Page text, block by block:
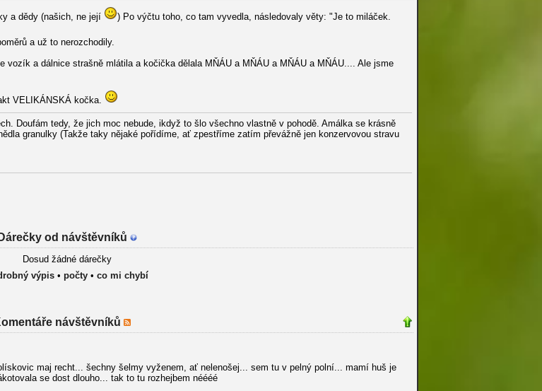
a dědy (našich, ne její
) Po výčtu toho, co tam vyvedla, následovaly věty: "Je to miláček.
a už to nerozchodily.
a dálnice strašně mlátila a kočička dělala MŇÁU a MŇÁU a MŇÁU a MŇÁU.... Ale jsme
VELIKÁNSKÁ kočka.
Doufám tedy, že jich moc nebude, ikdyž to šlo všechno vlastně v pohodě. Amálka se krásně
granulky (Takže taky nějaké pořídíme, ať zpestříme zatím převážně jen konzervovou stravu
Dárečky od návštěvníků
Dosud žádné dárečky
výpis • počty • co mi chybí
návštěvníků
maj recht... šechny šelmy vyženem, ať nelenošej... sem tu v pelný polní... mamí huš je
se dost dlouho... tak to tu rozhejbem néééé